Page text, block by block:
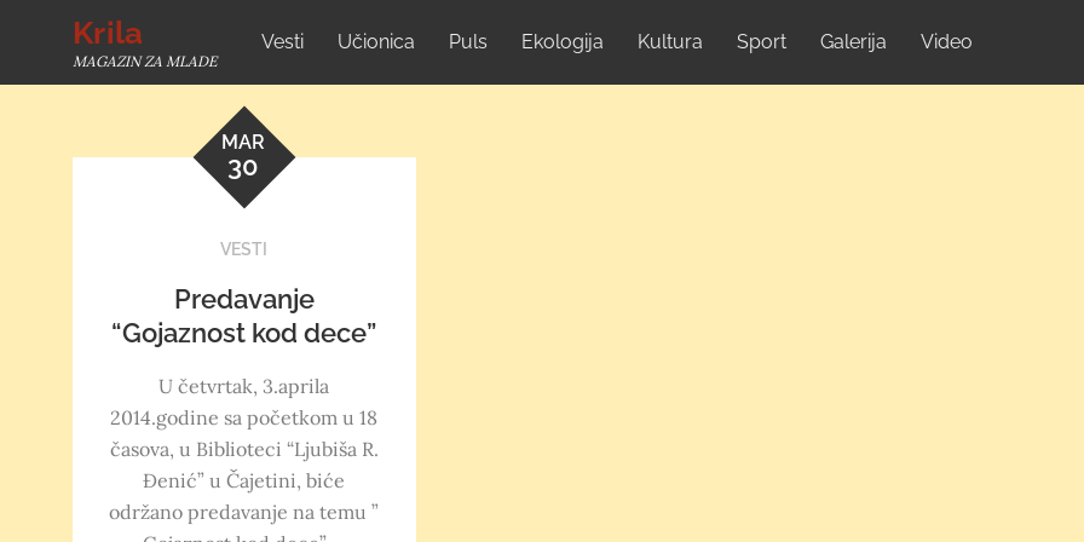
Krila
MAGAZIN ZA MLADE
Vesti Učionica Puls Ekologija Kultura Sport Galerija Video
MAR
30
VESTI
Predavanje
“Gojaznost kod dece”
U četvrtak, 3.aprila
2014.godine sa početkom u 18
časova, u Biblioteci “Ljubiša R.
Đenić” u Čajetini, biće
održano predavanje na temu ”